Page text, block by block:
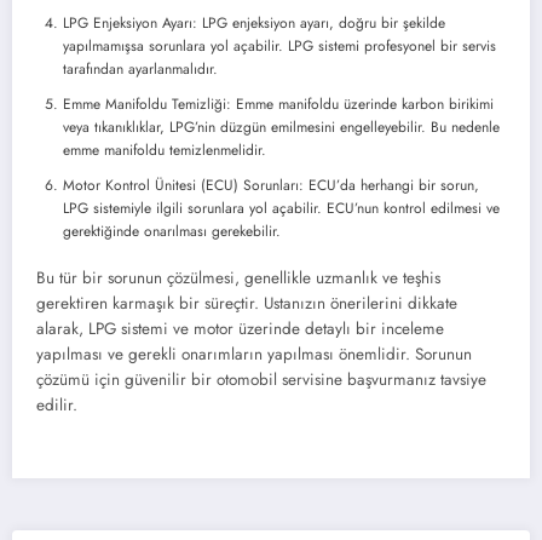
LPG Enjeksiyon Ayarı: LPG enjeksiyon ayarı, doğru bir şekilde
yapılmamışsa sorunlara yol açabilir. LPG sistemi profesyonel bir servis
tarafından ayarlanmalıdır.
Emme Manifoldu Temizliği: Emme manifoldu üzerinde karbon birikimi
veya tıkanıklıklar, LPG’nin düzgün emilmesini engelleyebilir. Bu nedenle
emme manifoldu temizlenmelidir.
Motor Kontrol Ünitesi (ECU) Sorunları: ECU’da herhangi bir sorun,
LPG sistemiyle ilgili sorunlara yol açabilir. ECU’nun kontrol edilmesi ve
gerektiğinde onarılması gerekebilir.
Bu tür bir sorunun çözülmesi, genellikle uzmanlık ve teşhis
gerektiren karmaşık bir süreçtir. Ustanızın önerilerini dikkate
alarak, LPG sistemi ve motor üzerinde detaylı bir inceleme
yapılması ve gerekli onarımların yapılması önemlidir. Sorunun
çözümü için güvenilir bir otomobil servisine başvurmanız tavsiye
edilir.